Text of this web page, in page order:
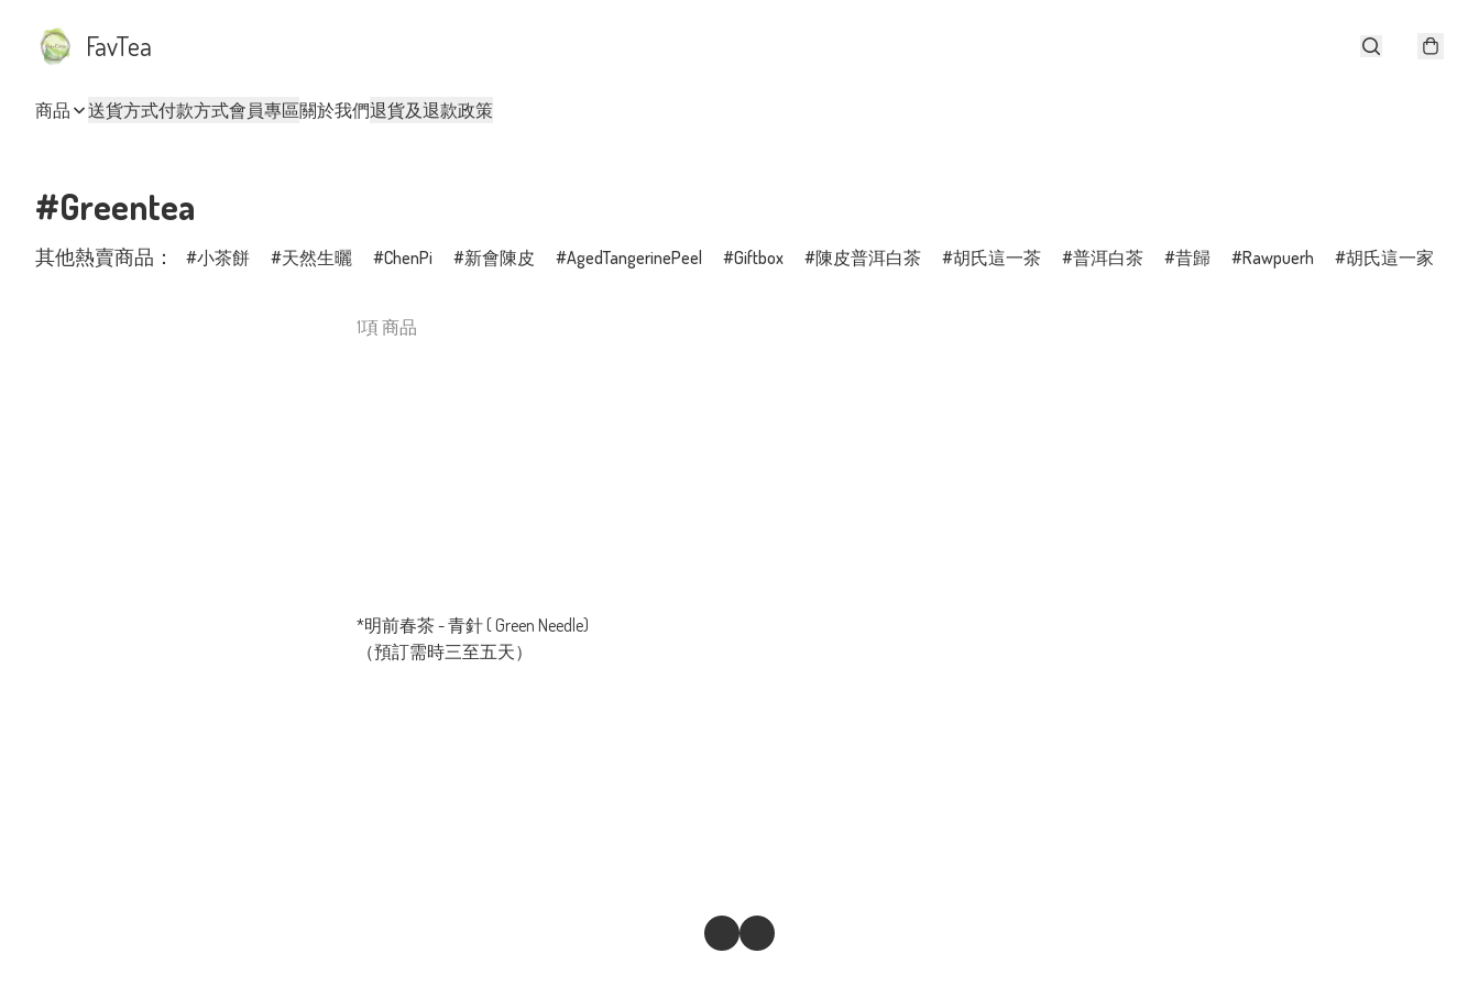
FavTea
商品 送貨方式付款方式會員專區關於我們退貨及退款政策
#Greentea
其他熱賣商品： 小茶餅 天然生曬 ChenPi 新會陳皮 AgedTangerinePeel Giftbox 陳皮普洱白茶 胡氏這一茶 普洱白茶 昔歸 Rawpuerh 胡氏這一家
1項 商品
*明前春茶 - 青針 ( Green Needle)
（預訂需時三至五天）